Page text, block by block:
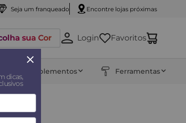
Seja um franqueado Encontre lojas próximas
sua Cor Login Favoritos
Complementos Ferramentas
dicas,